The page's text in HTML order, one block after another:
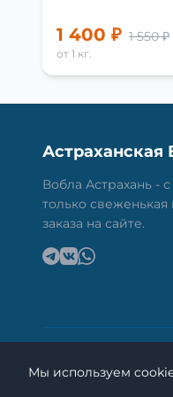
1 400 ₽ 1 550 ₽
от 1 кг.
Астраханская
Вобла Астрахань -
только свеженькая
заказа на сайте.
Мы используем